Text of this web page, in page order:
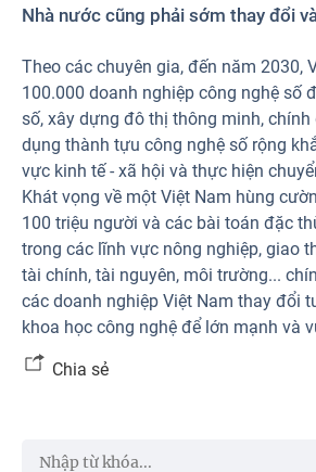
Nhà nước cũng phải sớm thay đổi
Theo các chuyên gia, đến năm 2030,
100.000 doanh nghiệp công nghệ số
số, xây dựng đô thị thông minh,
dụng thành tựu công nghệ số rộng
vực kinh tế - xã hội và thực hiện
Khát vọng về một Việt Nam hùng
100 triệu người và các bài toán đặc
trong các lĩnh vực nông nghiệp, giao
tài chính, tài nguyên, môi trường...
các doanh nghiệp Việt Nam thay đổi
khoa học công nghệ để lớn mạnh và
Chia sẻ